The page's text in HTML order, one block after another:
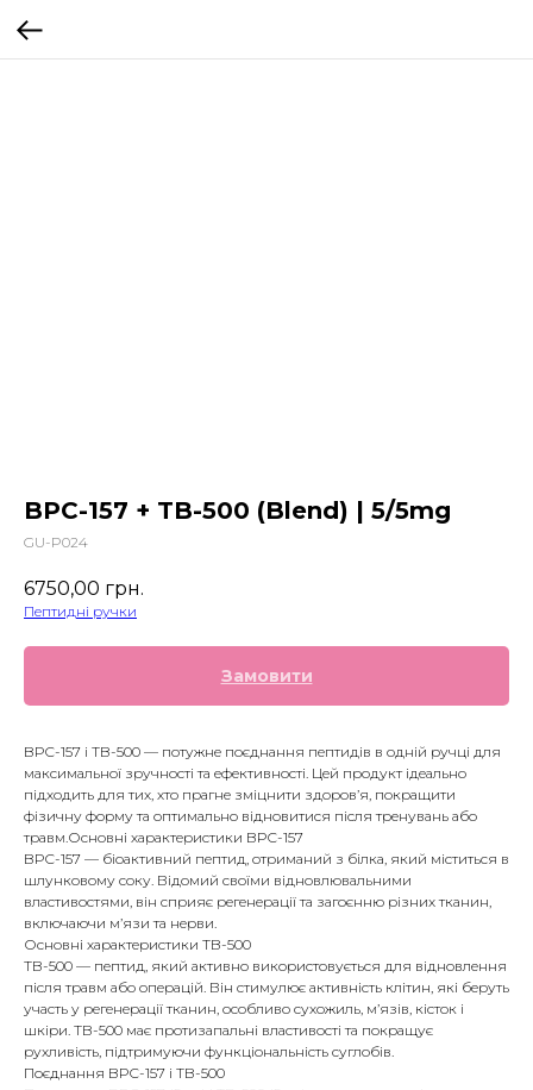
BPC-157 + TB-500 (Blend) | 5/5mg
GU-P024
6750,00 грн.
Пептидні ручки
Замовити
BPC-157 і TB-500 — потужне поєднання пептидів в одній ручці для
максимальної зручності та ефективності. Цей продукт ідеально
підходить для тих, хто прагне зміцнити здоров’я, покращити
фізичну форму та оптимально відновитися після тренувань або
травм.Основні характеристики BPC-157
BPC-157 — біоактивний пептид, отриманий з білка, який міститься в
шлунковому соку. Відомий своїми відновлювальними
властивостями, він сприяє регенерації та загоєнню різних тканин,
включаючи м’язи та нерви.
Основні характеристики TB-500
TB-500 — пептид, який активно використовується для відновлення
після травм або операцій. Він стимулює активність клітин, які беруть
участь у регенерації тканин, особливо сухожиль, м’язів, кісток і
шкіри. TB-500 має протизапальні властивості та покращує
рухливість, підтримуючи функціональність суглобів.
Поєднання BPC-157 і TB-500